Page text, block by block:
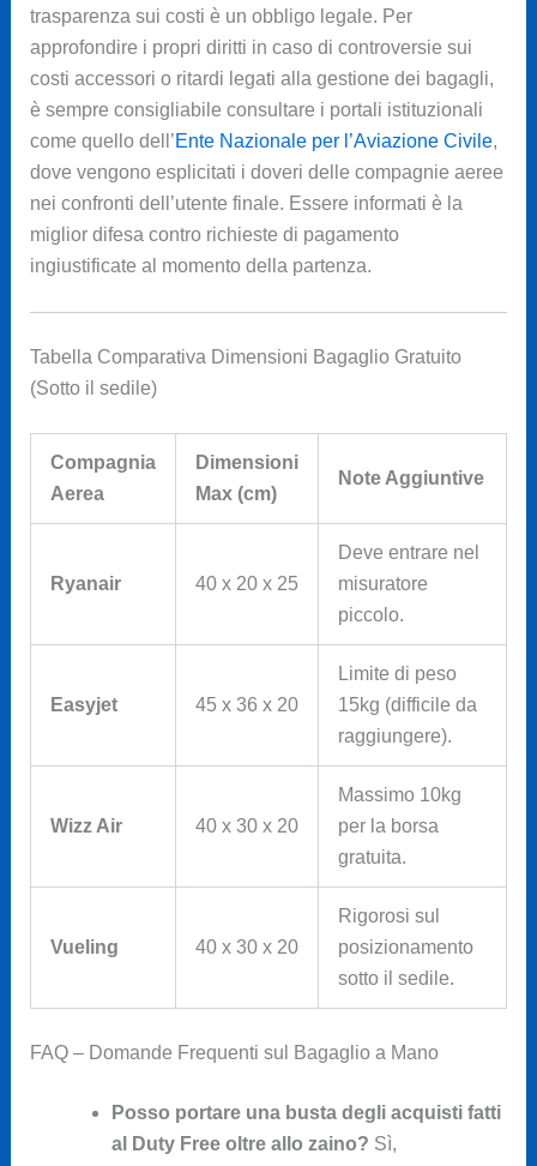
trasparenza sui costi è un obbligo legale. Per
approfondire i propri diritti in caso di controversie sui
costi accessori o ritardi legati alla gestione dei bagagli,
è sempre consigliabile consultare i portali istituzionali
come quello dell’Ente Nazionale per l’Aviazione Civile,
dove vengono esplicitati i doveri delle compagnie aeree
nei confronti dell’utente finale. Essere informati è la
miglior difesa contro richieste di pagamento
ingiustificate al momento della partenza.
Tabella Comparativa Dimensioni Bagaglio Gratuito
(Sotto il sedile)
Compagnia
Aerea
Dimensioni
Max (cm)
Note Aggiuntive
Ryanair 40 x 20 x 25
Deve entrare nel
misuratore
piccolo.
Easyjet 45 x 36 x 20
Limite di peso
15kg (difficile da
raggiungere).
Wizz Air 40 x 30 x 20
Massimo 10kg
per la borsa
gratuita.
Vueling 40 x 30 x 20
Rigorosi sul
posizionamento
sotto il sedile.
FAQ – Domande Frequenti sul Bagaglio a Mano
Posso portare una busta degli acquisti fatti
al Duty Free oltre allo zaino? Sì,